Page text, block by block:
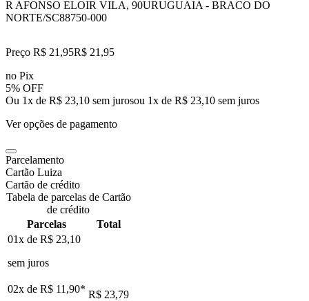
R AFONSO ELOIR VILA, 90URUGUAIA - BRACO DO
NORTE/SC88750-000
Preço R$ 21,95R$ 21 ,95
no Pix
5% OFF
Ou 1x de R$ 23,10 sem jurosou 1x de R$ 23,10 sem juros
Ver opções de pagamento
Parcelamento
Cartão Luiza
Cartão de crédito
Tabela de parcelas de Cartão
de crédito
Parcelas
Total
01x de R$ 23,10
sem juros
02x de R$ 11,90* R$ 23,79